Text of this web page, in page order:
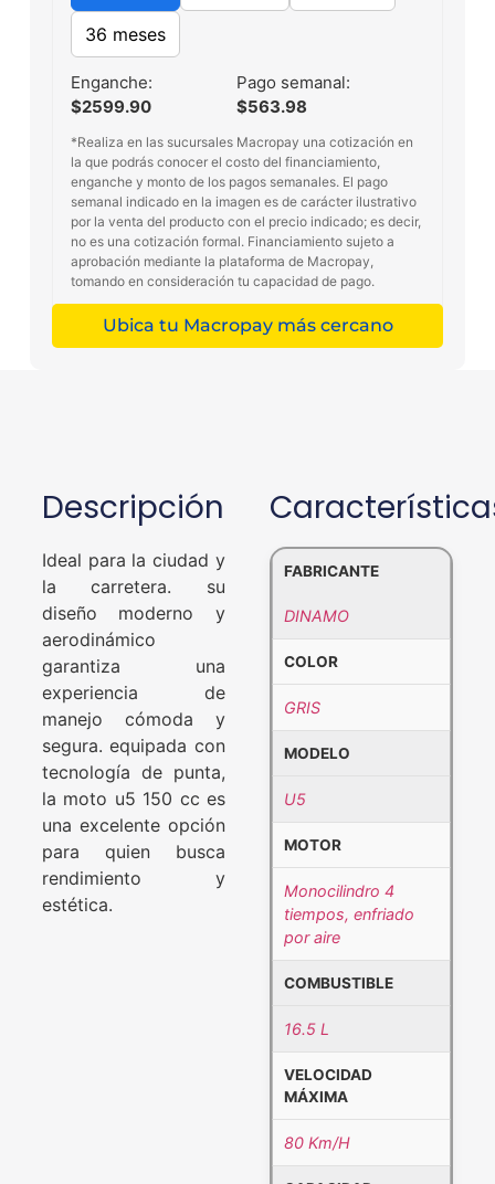
36 meses
Enganche:
$2599.90
Pago semanal:
$563.98
*Realiza en las sucursales Macropay una cotización en
la que podrás conocer el costo del financiamiento,
enganche y monto de los pagos semanales. El pago
semanal indicado en la imagen es de carácter ilustrativo
por la venta del producto con el precio indicado; es decir,
no es una cotización formal. Financiamiento sujeto a
aprobación mediante la plataforma de Macropay,
tomando en consideración tu capacidad de pago.
Ubica tu Macropay más cercano
Descripción
Ideal para la ciudad y
la carretera. su
diseño moderno y
aerodinámico
garantiza una
experiencia de
manejo cómoda y
segura. equipada con
tecnología de punta,
la moto u5 150 cc es
una excelente opción
para quien busca
rendimiento y
estética.
FABRICANTE
DINAMO
COLOR
GRIS
MODELO
U5
MOTOR
Monocilindro 4
tiempos, enfriado
por aire
COMBUSTIBLE
16.5 L
VELOCIDAD
MÁXIMA
80 Km/H